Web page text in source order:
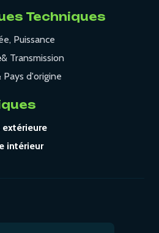
Techniques
Puissance
& Transmission
Pays d'origine
extérieure
intérieur